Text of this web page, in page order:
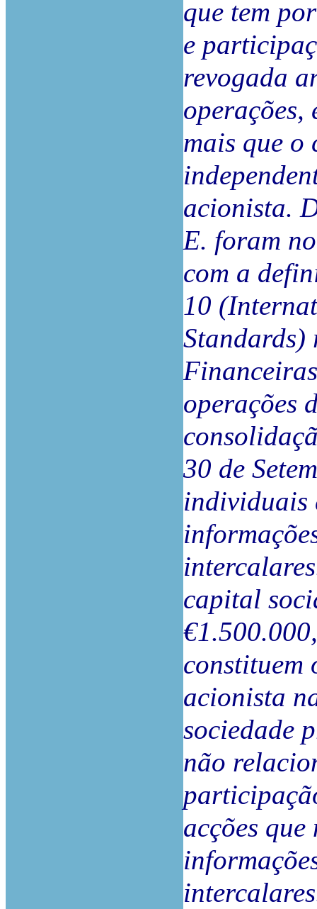
que tem
e
revogada
operações,
mais que
acionista.
E. foram
com a
10
Standards)
operações
30 de
individuais
capital
constituem
acionista
sociedade
não
acções